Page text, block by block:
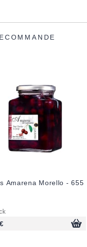
Amarena Morello - 655